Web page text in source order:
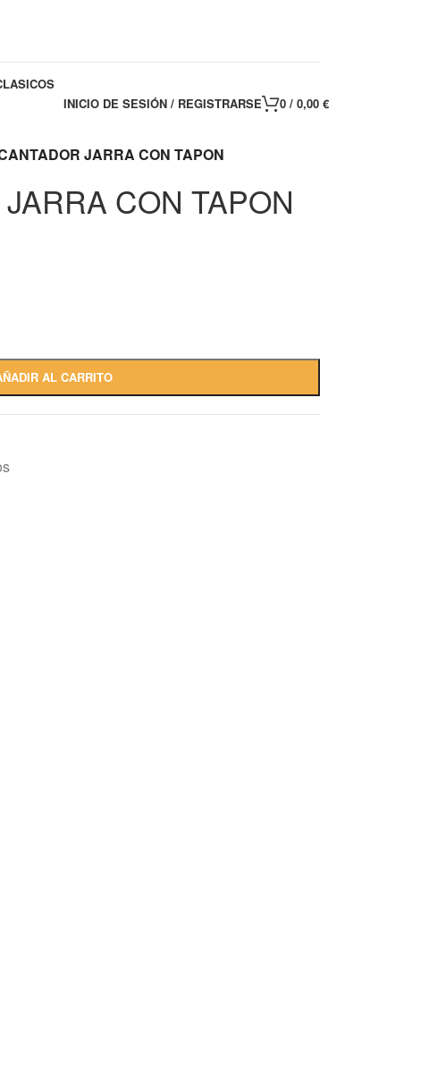
INICIO DE SESIÓN / REGISTRARSE 0 / 0,00 €
JARRA CON TAPON
CON TAPON
AL CARRITO